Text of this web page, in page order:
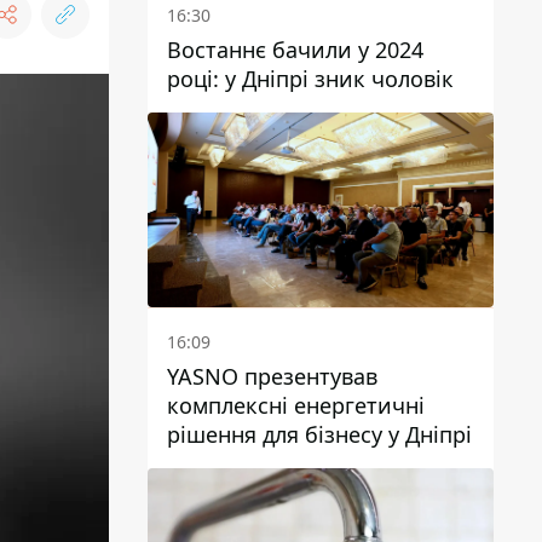
16:30
Востаннє бачили у 2024
році: у Дніпрі зник чоловік
16:09
YASNO презентував
комплексні енергетичні
рішення для бізнесу у Дніпрі